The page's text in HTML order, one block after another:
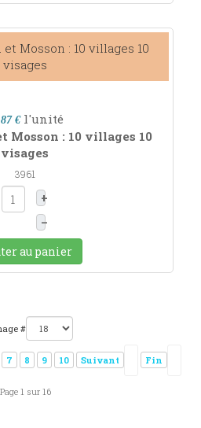
€ l'unité
Mosson : 10 villages 10
visages
3961
+
–
au panier
#
7 8 9 10 Suivant Fin
Page 1 sur 16